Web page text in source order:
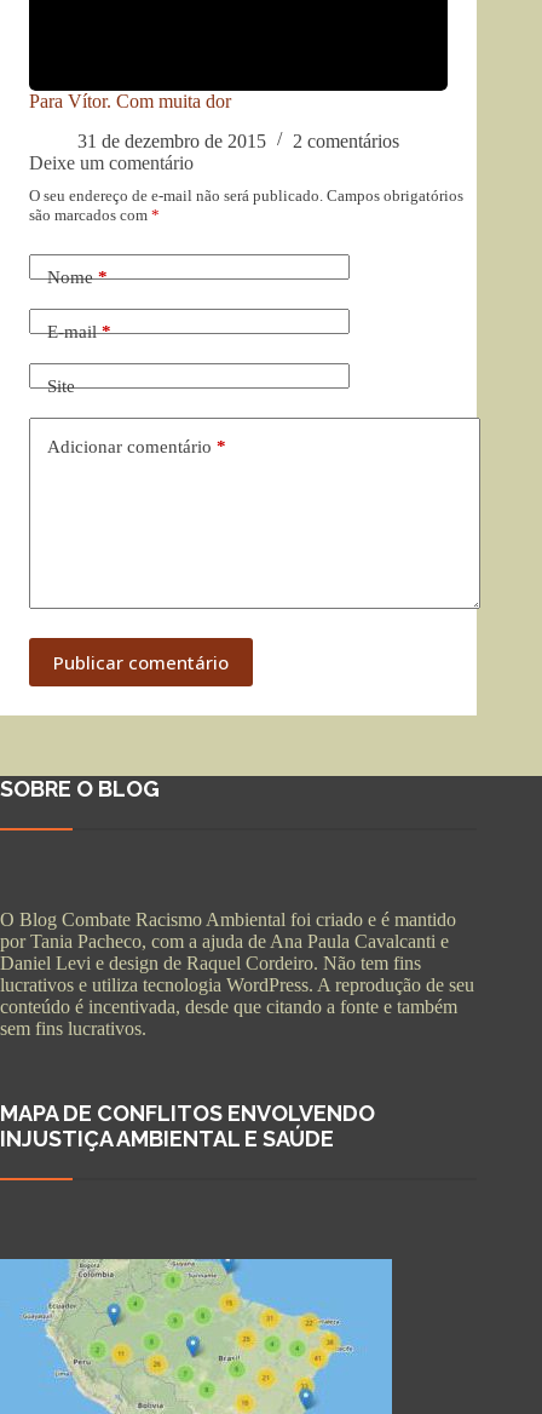
Para Vítor. Com muita dor
31 de dezembro de 2015
2 comentários
Deixe um comentário
O seu endereço de e-mail não será publicado. Campos obrigatórios
são marcados com *
Nome*
E-mail*
Site
Adicionar comentário *
Publicar comentário
SOBRE O BLOG
O Blog Combate Racismo Ambiental foi criado e é mantido
por Tania Pacheco, com a ajuda de Ana Paula Cavalcanti e
Daniel Levi e design de Raquel Cordeiro. Não tem fins
lucrativos e utiliza tecnologia WordPress. A reprodução de seu
conteúdo é incentivada, desde que citando a fonte e também
sem fins lucrativos.
MAPA DE CONFLITOS ENVOLVENDO
INJUSTIÇA AMBIENTAL E SAÚDE